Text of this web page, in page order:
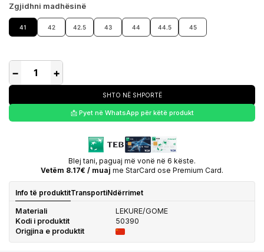
Zgjidhni madhësinë
41 42 42.5 43 44 44.5 45
− +
SHTO NË SHPORTË
📩 Pyet në WhatsApp për këtë produkt
Blej tani, paguaj më vonë në 6 këste.
Vetëm 8.17€ / muaj me StarCard ose Premium Card.
Info të produktitTransportiNdërrimet
Materiali
LEKURE/GOME
Kodi i produktit
50390
Origjina e produktit